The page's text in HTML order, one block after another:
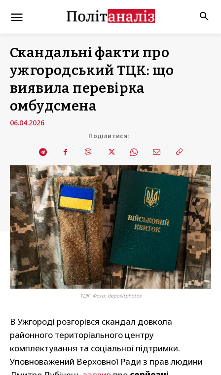
Скандальні факти про
ужгородський ТЦК: що
виявила перевірка
омбудсмена
06.04.2026
Поділитися:
ТЦК. Фото: depositphotos
В Ужгороді розгорівся скандал довкола
районного територіального центру
комплектування та соціальної підтримки.
Уповноважений Верховної Ради з прав людини